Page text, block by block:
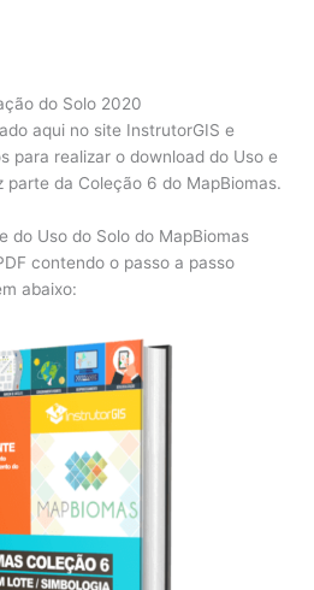
do Solo 2020
aqui no site InstrutorGIS e
para realizar o download do Uso e
parte da Coleção 6 do MapBiomas.
do Uso do Solo do MapBiomas
contendo o passo a passo
abaixo: